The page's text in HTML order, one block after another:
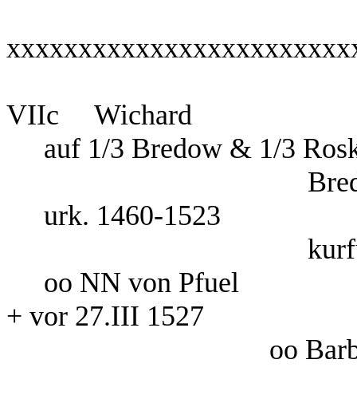
VIIc
auf 1/3 Bredow &
urk. 1460-
oo NN von
+ vor 27.III 1527
oo